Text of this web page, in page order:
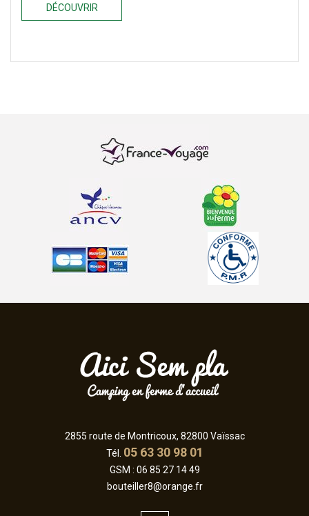
DÉCOUVRIR
2855 route de Montricoux, 82800 Vaïssac
Tél. 05 63 30 98 01
GSM : 06 85 27 14 49
bouteiller8@orange.fr